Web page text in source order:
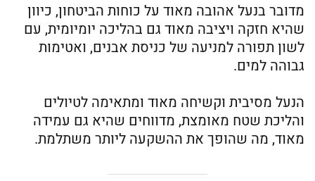
מדובר בנעל אהובה מאוד על כוחות הביטחון, כיוון
שהיא חזקה ויציבה מאוד גם בהליכה יומיומית, עם
לשון תפורה למניעה של כניסת אבנים, ואטימות
גבוהה למים.
הנעל מסיבית וקשיחה מאוד ומתאימה לטיולים
והליכת שטח מאומצת, מדווחים שהיא גם עמידה
מאוד, מה שהופך את ההשקעה ליותר משתלמת.